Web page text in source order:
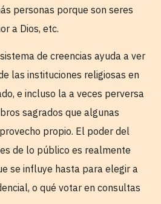
personas porque son seres
a Dios, etc.
de creencias ayuda a ver
las instituciones religiosas en
e incluso la a veces perversa
sagrados que algunas
propio. El poder del
de lo público es realmente
se influye hasta para elegir a
o qué votar en consultas